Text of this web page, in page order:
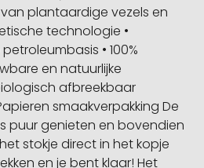
plantaardige vezels en
technologie •
• 100%
en natuurlijke
afbreekbaar
smaakverpakking De
puur genieten en bovendien
stokje direct in het kopje
en je bent klaar! Het